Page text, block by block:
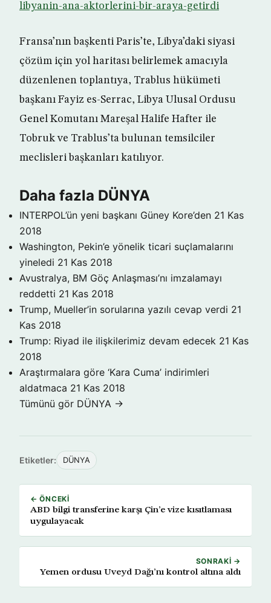
libyanin-ana-aktorlerini-bir-araya-getirdi
Fransa’nın başkenti Paris’te, Libya’daki siyasi
çözüm için yol haritası belirlemek amacıyla
düzenlenen toplantıya, Trablus hükümeti
başkanı Fayiz es-Serrac, Libya Ulusal Ordusu
Genel Komutanı Mareşal Halife Hafter ile
Tobruk ve Trablus’ta bulunan temsilciler
meclisleri başkanları katılıyor.
Daha fazla DÜNYA
INTERPOL’ün yeni başkanı Güney Kore’den 21 Kas
2018
Washington, Pekin’e yönelik ticari suçlamalarını
yineledi 21 Kas 2018
Avustralya, BM Göç Anlaşması’nı imzalamayı
reddetti 21 Kas 2018
Trump, Mueller’in sorularına yazılı cevap verdi 21
Kas 2018
Trump: Riyad ile ilişkilerimiz devam edecek 21 Kas
2018
Araştırmalara göre ‘Kara Cuma’ indirimleri
aldatmaca 21 Kas 2018
Tümünü gör DÜNYA →
Etiketler: DÜNYA
← ÖNCEKI
ABD bilgi transferine karşı Çin’e vize kısıtlaması
uygulayacak
SONRAKI →
Yemen ordusu Uveyd Dağı’nı kontrol altına aldı